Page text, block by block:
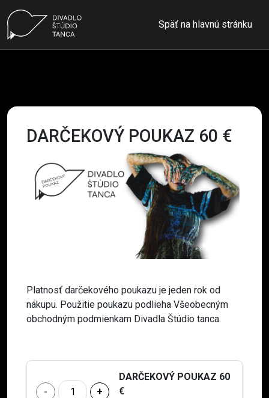
Späť na hlavnú stránku
DARČEKOVÝ POUKAZ 60 €
Platnosť darčekového poukazu je jeden rok od
nákupu. Použitie poukazu podlieha Všeobecným
obchodným podmienkam Divadla Štúdio tanca.
- +
DARČEKOVÝ POUKAZ 60
€